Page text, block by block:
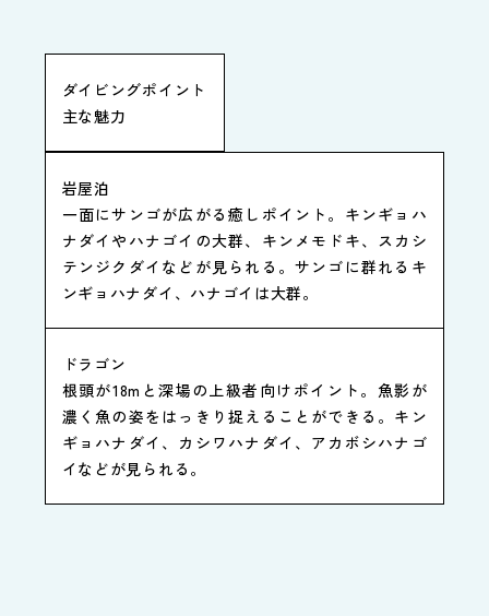
ダイビングポイント
主な魅力
岩屋泊
一面にサンゴが広がる癒しポイント。キンギョハ
ナダイやハナゴイの大群、キンメモドキ、スカシ
テンジクダイなどが見られる。サンゴに群れるキ
ンギョハナダイ、ハナゴイは大群。
ドラゴン
根頭が18mと深場の上級者向けポイント。魚影が
濃く魚の姿をはっきり捉えることができる。キン
ギョハナダイ、カシワハナダイ、アカボシハナゴ
イなどが見られる。